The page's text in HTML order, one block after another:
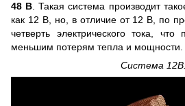
48 В. Такая система производит
как 12 В, но, в отличие от 12 В, по
четверть электрического тока, что
меньшим потерям тепла и мощности.
Система